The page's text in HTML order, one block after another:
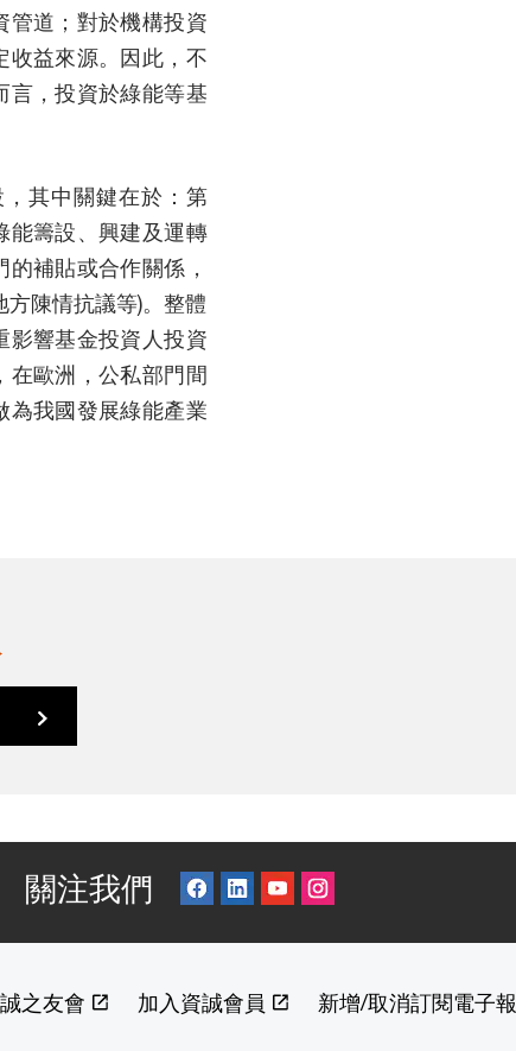
管道；對於機構投資
收益來源。因此，不
言，投資於綠能等基
其中關鍵在於：第
能籌設、興建及運轉
補貼或合作關係，
陳情抗議等)。整體
影響基金投資人投資
在歐洲，公私部門間
為我國發展綠能產業
關注我們
之友會 加入資誠會員 新增/取消訂閱電子報